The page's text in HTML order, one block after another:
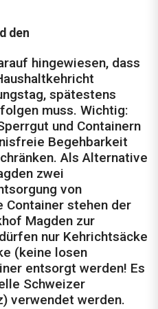
den
hingewiesen, dass
spätestens
muss. Wichtig:
und Containern
Begehbarkeit
Als Alternative
zwei
von
Container stehen der
Magden zur
nur Kehrichtsäcke
(keine losen
entsorgt werden! Es
Schweizer
verwendet werden.